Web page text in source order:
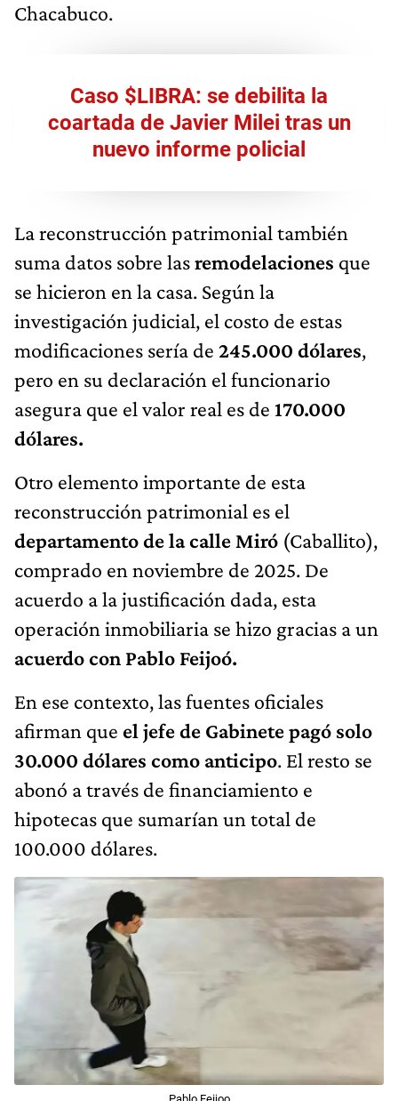
Chacabuco.
Caso $LIBRA: se debilita la
coartada de Javier Milei tras un
nuevo informe policial
La reconstrucción patrimonial también
suma datos sobre lasremodelaciones que
se hicieron en la casa. Según la
investigación judicial, el costo de estas
modificaciones sería de 245.000 dólares,
pero en su declaración el funcionario
asegura que el valor real es de 170.000
dólares.
Otro elemento importante de esta
reconstrucción patrimonial es el
departamento de la calle Miró (Caballito),
comprado en noviembre de 2025. De
acuerdo a la justificación dada, esta
operación inmobiliaria se hizo gracias a un
acuerdo con Pablo Feijoó.
En ese contexto, las fuentes oficiales
afirman que el jefe de Gabinete pagó solo
30.000 dólares como anticipo. El resto se
abonó a través de financiamiento e
hipotecas que sumarían un total de
100.000 dólares.